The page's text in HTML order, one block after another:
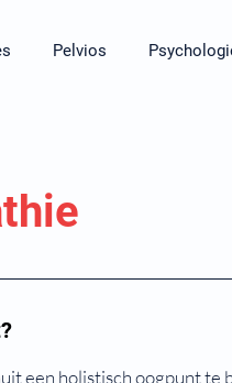
Pelvios
een holistisch oogpunt te